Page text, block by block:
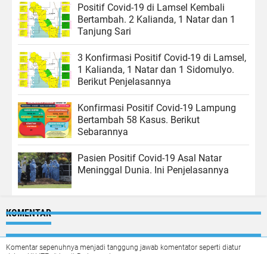
Positif Covid-19 di Lamsel Kembali
Bertambah. 2 Kalianda, 1 Natar dan 1
Tanjung Sari
3 Konfirmasi Positif Covid-19 di Lamsel,
1 Kalianda, 1 Natar dan 1 Sidomulyo.
Berikut Penjelasannya
Konfirmasi Positif Covid-19 Lampung
Bertambah 58 Kasus. Berikut
Sebarannya
Pasien Positif Covid-19 Asal Natar
Meninggal Dunia. Ini Penjelasannya
KOMENTAR
Komentar sepenuhnya menjadi tanggung jawab komentator seperti diatur